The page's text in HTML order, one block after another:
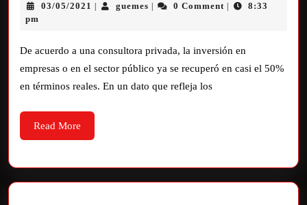
03/05/2021 guemes 0 Comment
8:33
pm
De acuerdo a una consultora privada, la inversión en
empresas o en el sector público ya se recuperó en casi el 50%
en términos reales. En un dato que refleja los
Read More